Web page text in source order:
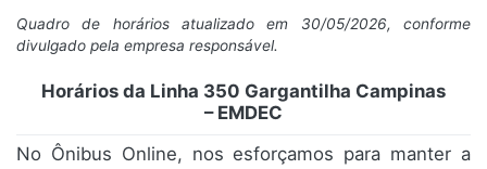
Quadro de horários atualizado em 30/05/2026, conforme
divulgado pela empresa responsável.
Horários da Linha 350 Gargantilha Campinas
– EMDEC
No Ônibus Online, nos esforçamos para manter a